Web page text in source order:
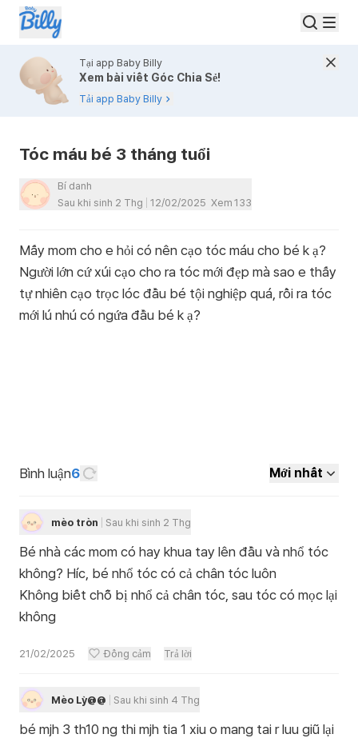
Tại app Baby Billy
Xem bài viết Góc Chia Sẻ!
Tải app Baby Billy
Tóc máu bé 3 tháng tuổi
Bí danh
Sau khi sinh 2 Thg
12/02/2025 Xem 133
Mấy mom cho e hỏi có nên cạo tóc máu cho bé k ạ?
Người lớn cứ xúi cạo cho ra tóc mới đẹp mà sao e thấy
tự nhiên cạo trọc lóc đầu bé tội nghiệp quá, rồi ra tóc
mới lú nhú có ngứa đầu bé k ạ?
Bình luận6 Mới nhất
mèo tròn Sau khi sinh 2 Thg
Bé nhà các mom có hay khua tay lên đầu và nhổ tóc
không? Híc, bé nhổ tóc có cả chân tóc luôn
Không biết chỗ bị nhổ cả chân tóc, sau tóc có mọc lại
không
21/02/2025 Đồng cảm Trả lời
Mèo Lỳ@@ Sau khi sinh 4 Thg
bé mjh 3 th10 ng thi mjh tia 1 xiu o mang tai r luu giũ lại